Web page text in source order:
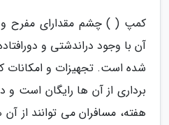
کمپ ( ) چشم مقدارای مفرح و
آن با وجود دراندشتی و
شده است. تجهیزات و امکانات
هفته، مسافران می توانند از آن